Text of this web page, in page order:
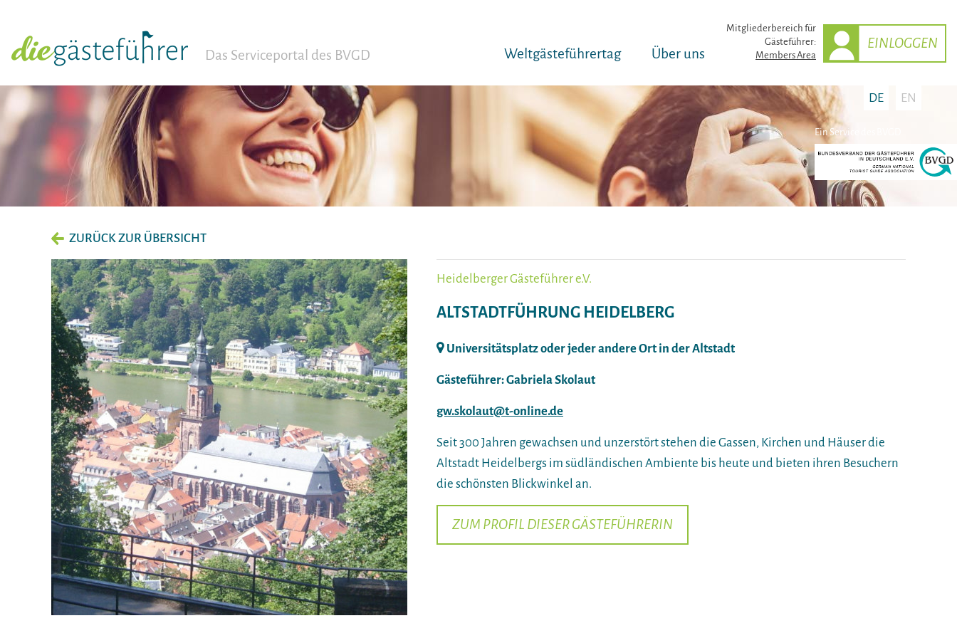
Das Serviceportal des BVGD Weltgäst­eführertag Über uns
Mitglieder­bereich für
Gästeführer:
Members Area
EINLOGGEN
Ein Service des BVGD
DE EN
ZURÜCK ZUR ÜBERSICHT
Heidelberger Gästeführer e.V.
ALTSTADTFÜHRUNG HEIDELBERG
Universitätsplatz oder jeder andere Ort in der Altstadt
Gästeführer: Gabriela Skolaut
gw.skolaut@t-online.de
Seit 300 Jahren gewachsen und unzerstört stehen die Gassen, Kirchen und Häuser die
Altstadt Heidelbergs im südländischen Ambiente bis heute und bieten ihren Besuchern
die schönsten Blickwinkel an.
ZUM PROFIL DIESER GÄSTEFÜHRERIN